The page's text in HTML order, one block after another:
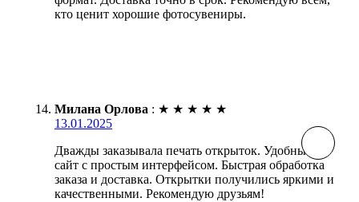
кто ценит хорошие фотосувениры.
Милана Орлова : ★ ★ ★ ★ ★
13.01.2025
Дважды заказывала печать открыток. Удобный
сайт с простым интерфейсом. Быстрая обработка
заказа и доставка. Открытки получились яркими и
качественными. Рекомендую друзьям!